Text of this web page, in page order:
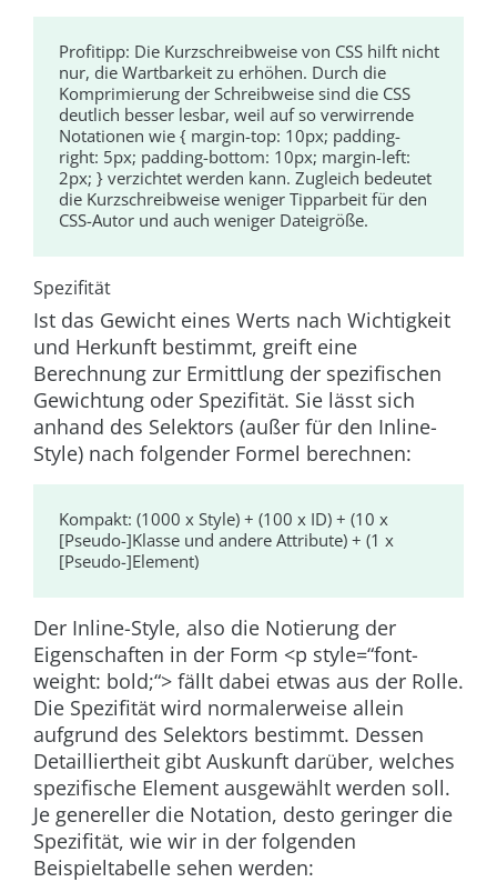
Profitipp: Die Kurzschreibweise von CSS hilft nicht
nur, die Wartbarkeit zu erhöhen. Durch die
Komprimierung der Schreibweise sind die CSS
deutlich besser lesbar, weil auf so verwirrende
Notationen wie { margin-top: 10px; padding-
right: 5px; padding-bottom: 10px; margin-left:
2px; }verzichtet werden kann. Zugleich bedeutet
die Kurzschreibweise weniger Tipparbeit für den
CSS-Autor und auch weniger Dateigröße.
Spezifität
Ist das Gewicht eines Werts nach Wichtigkeit
und Herkunft bestimmt, greift eine
Berechnung zur Ermittlung der spezifischen
Gewichtung oder Spezifität. Sie lässt sich
anhand des Selektors (außer für den Inline-
Style) nach folgender Formel berechnen:
Kompakt: (1000 x Style) + (100 x ID) + (10 x
[Pseudo-]Klasse und andere Attribute) + (1 x
[Pseudo-]Element)
Der Inline-Style, also die Notierung der
Eigenschaften in der Form <p style=“font-
weight: bold;“> fällt dabei etwas aus der Rolle.
Die Spezifität wird normalerweise allein
aufgrund des Selektors bestimmt. Dessen
Detailliertheit gibt Auskunft darüber, welches
spezifische Element ausgewählt werden soll.
Je genereller die Notation, desto geringer die
Spezifität, wie wir in der folgenden
Beispieltabelle sehen werden: